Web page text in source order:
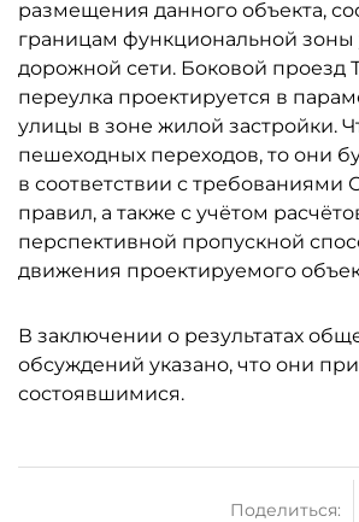
размещения данного объекта,
границам функциональной зоны
дорожной сети. Боковой проезд
переулка проектируется в
улицы в зоне жилой застройки.
пешеходных переходов, то они
в соответствии с требованиями
правил, а также с учётом
перспективной пропускной
движения проектируемого
В заключении о результатах
обсуждений указано, что они
состоявшимися.
Поделиться: